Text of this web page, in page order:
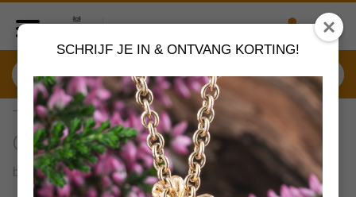
SCHRIJF JE IN & ONTVANG KORTING!
TGLBE-20383 Trollbeads
Gevleugelde eenheid
by Trollbeads sieraden